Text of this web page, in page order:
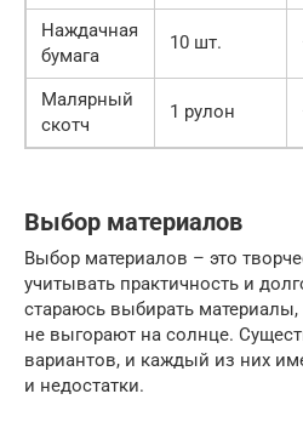
Наждачная
бумага
10 шт.
Малярный
скотч
1 рулон
Выбор материалов
Выбор материалов – это
учитывать практичность и
стараюсь выбирать
не выгорают на солнце.
вариантов, и каждый из них
и недостатки.